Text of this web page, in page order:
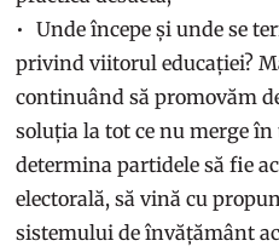
Unde începe și unde se
privind viitorul educației?
continuând să promovăm
soluția la tot ce nu merge
determina partidele să fie
electorală, să vină cu
sistemului de învățământ